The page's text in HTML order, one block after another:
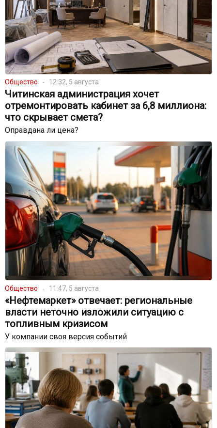
Общество 12:32, 5 августа
Читинская администрация хочет
отремонтировать кабинет за 6,8 миллиона:
что скрывает смета?
Оправдана ли цена?
Общество 11:47, 5 августа
«Нефтемаркет» отвечает: региональные
власти неточно изложили ситуацию с
топливным кризисом
У компании своя версия событий